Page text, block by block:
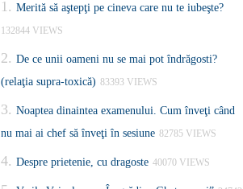
Merită să aştepţi pe cineva care nu te iubeşte?
132844 VIEWS
De ce unii oameni nu se mai pot îndrăgosti?
(relaţia supra-toxică) 83393 VIEWS
Noaptea dinaintea examenului. Cum înveţi când
nu mai ai chef să înveţi în sesiune 82785 VIEWS
Despre prietenie, cu dragoste 40070 VIEWS